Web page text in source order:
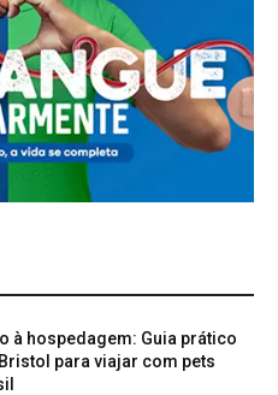
à hospedagem: Guia prático
para viajar com pets